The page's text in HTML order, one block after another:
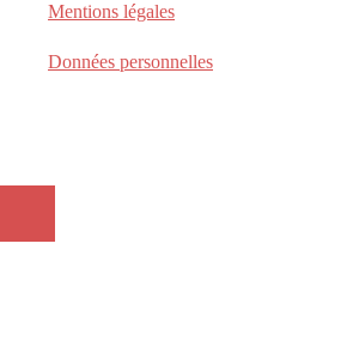
Mentions légales
Données personnelles